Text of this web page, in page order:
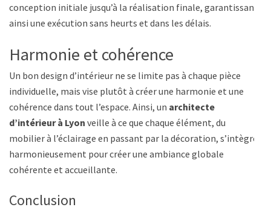
conception initiale jusqu’à la réalisation finale, garantissant
ainsi une exécution sans heurts et dans les délais.
Harmonie et cohérence
Un bon design d’intérieur ne se limite pas à chaque pièce
individuelle, mais vise plutôt à créer une harmonie et une
cohérence dans tout l’espace. Ainsi, un architecte
d’intérieur à Lyon veille à ce que chaque élément, du
mobilier à l’éclairage en passant par la décoration, s’intègre
harmonieusement pour créer une ambiance globale
cohérente et accueillante.
Conclusion